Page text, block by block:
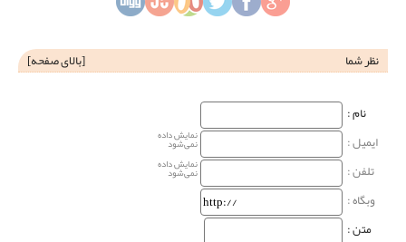
نظر شما [بالای صفحه]
نام‌ :
ایمیل :
نمایش داده
نمی‌شود
تلفن : نمایش داده
نمی‌شود
وبگاه‌ :
متن :